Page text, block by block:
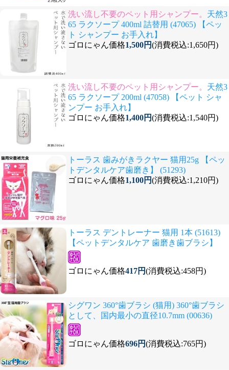
洗い流し不要のペット用シャンプー。 天然3
65 ラクソープ 400ml 詰替用 (47065) 【ペッ
ト シャンプー お手入れ】
ゴロにゃん価格1,500円(消費税込:1,650円)
洗い流し不要のペット用シャンプー。 天然3
65 ラクソープ 200ml (47058) 【ペット シャ
ンプー お手入れ】
ゴロにゃん価格1,400円(消費税込:1,540円)
トーラス 歯みがきラクヤー 猫用25g 【ペッ
トデンタルケア歯磨き】 (51293)
ゴロにゃん価格1,100円(消費税込:1,210円)
トーラス デントレーナー 猫用 1本 (51613)
【ペットデンタルケア 歯磨き歯ブラシ】
ゴロにゃん価格417円(消費税込:458円)
シグワン 360°歯ブラシ (猫用) 360°歯ブラシ
として、国内最小の直径10.7mm (00636)
ゴロにゃん価格696円(消費税込:765円)